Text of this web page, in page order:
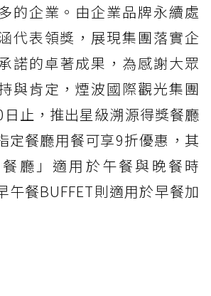
的企業。由企業品牌永續處
代表領獎，展現集團落實企
諾的卓著成果，為感謝大眾
與肯定，煙波國際觀光集團
止，推出星級溯源得獎餐廳
定餐廳用餐可享9折優惠，其
廳」適用於午餐與晚餐時
午餐BUFFET則適用於早餐加